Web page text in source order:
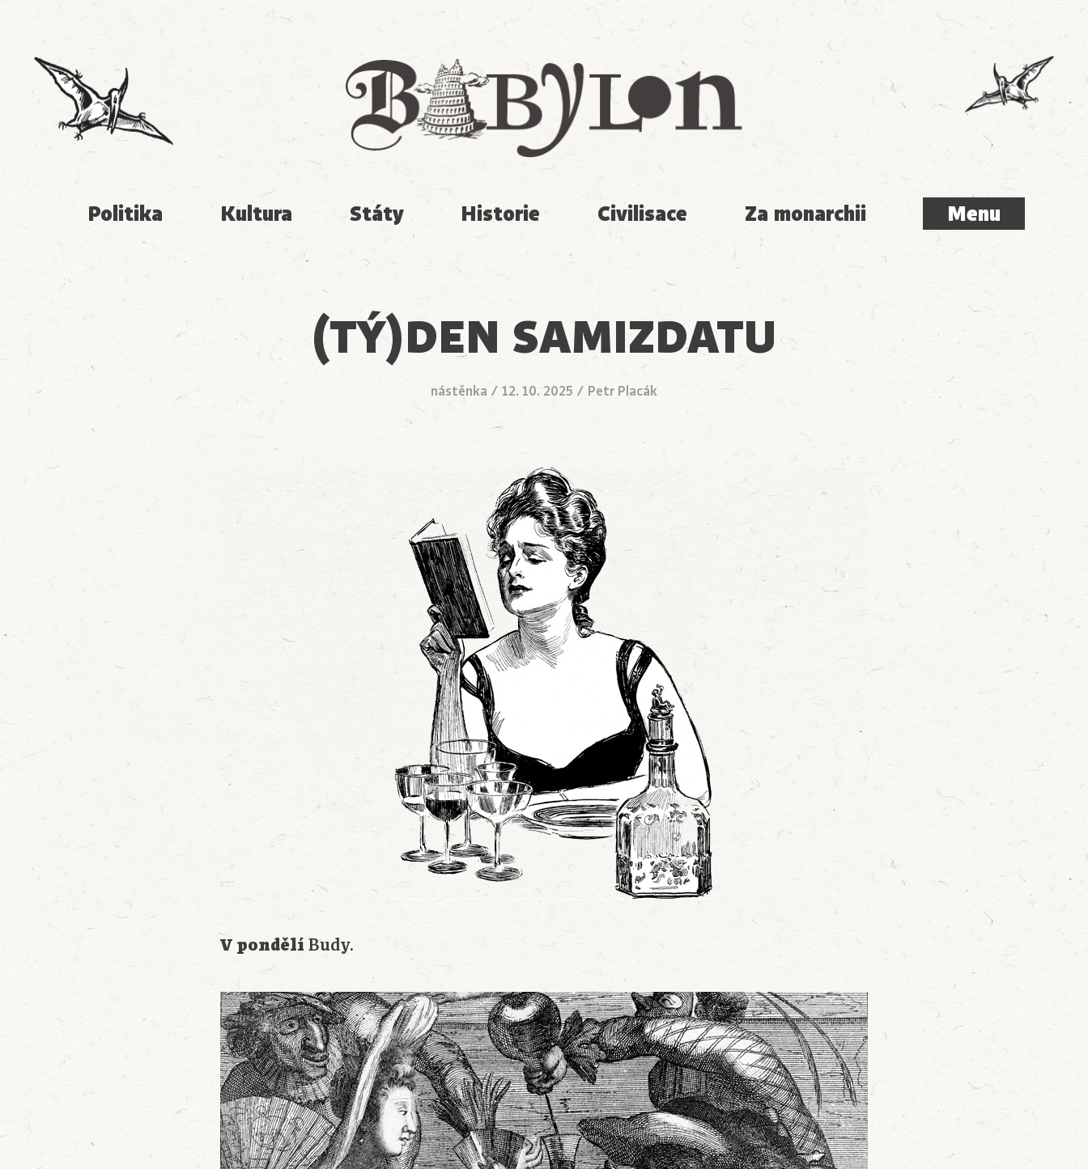
Babylon
Politika Kultura Státy Historie Civilisace Za monarchii Menu
Menu
(TÝ)DEN SAMIZDATU
nástěnka / 12. 10. 2025 / Petr Placák
V pondělí Budy.